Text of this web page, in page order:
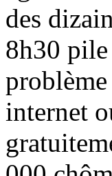
des
8h30
internet